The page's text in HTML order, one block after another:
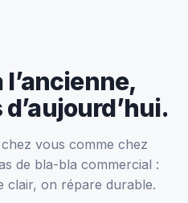
vous comme chez
de bla-bla commercial :
clair, on répare durable.